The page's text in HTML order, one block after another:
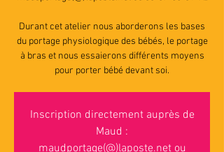
Durant cet atelier nous aborderons les bases
du portage physiologique des bébés, le portage
à bras et nous essaierons différents moyens
pour porter bébé devant soi.
Inscription directement auprès de
Maud :
maudportage(@)laposte.net ou